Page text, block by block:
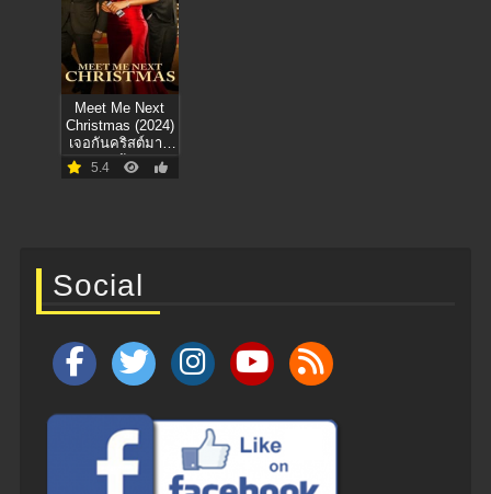
Meet Me Next
Christmas (2024)
เจอกันคริสต์มาส
หน้า
5.4
Social